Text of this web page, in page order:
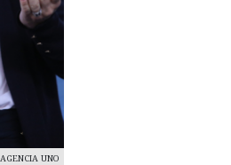
AGENCIA UNO